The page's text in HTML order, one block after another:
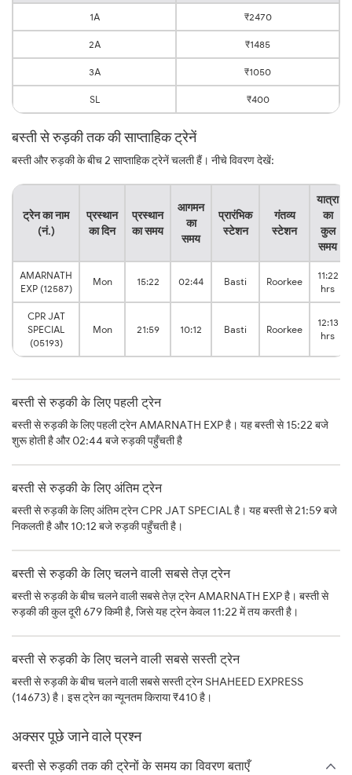
1A ₹2470
2A ₹1485
3A ₹1050
SL ₹400
बस्ती से रुड़की तक की साप्ताहिक ट्रेनें
बस्ती और रुड़की के बीच 2 साप्ताहिक ट्रेनें चलती हैं। नीचे विवरण देखें:
ट्रेन का नाम
(नं.)
प्रस्थान
का दिन
प्रस्थान
का समय
आगमन
का
समय
प्रारंभिक
स्टेशन
गंतव्य
स्टेशन
यात्रा
का
कुल
समय
AMARNATH
EXP (12587)
Mon 15:22 02:44 Basti Roorkee
11:22
hrs
CPR JAT
SPECIAL
(05193)
Mon 21:59 10:12 Basti Roorkee
12:13
hrs
बस्ती से रुड़की के लिए पहली ट्रेन
बस्ती से रुड़की के लिए पहली ट्रेन AMARNATH EXP है। यह बस्ती से 15:22 बजे
शुरू होती है और 02:44 बजे रुड़की पहुँचती है
बस्ती से रुड़की के लिए अंतिम ट्रेन
बस्ती से रुड़की के लिए अंतिम ट्रेन CPR JAT SPECIAL है। यह बस्ती से 21:59 बजे
निकलती है और 10:12 बजे रुड़की पहुँचती है।
बस्ती से रुड़की के लिए चलने वाली सबसे तेज़ ट्रेन
बस्ती से रुड़की के बीच चलने वाली सबसे तेज़ ट्रेन AMARNATH EXP है। बस्ती से
रुड़की की कुल दूरी 679 किमी है, जिसे यह ट्रेन केवल 11:22 में तय करती है।
बस्ती से रुड़की के लिए चलने वाली सबसे सस्ती ट्रेन
बस्ती से रुड़की के बीच चलने वाली सबसे सस्ती ट्रेन SHAHEED EXPRESS
(14673) है। इस ट्रेन का न्यूनतम किराया ₹410 है।
अक्सर पूछे जाने वाले प्रश्न
बस्ती से रुड़की तक की ट्रेनों के समय का विवरण बताएँ